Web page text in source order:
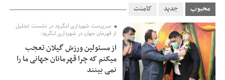
9:48
چالش نظارت بر درمانگران اینستاگرامی/ نسخه وزارت بهداشت
برای جلوگیری از فعالیت پزشک‌نماها
9:34 خبرنگارانی که جنگ را برای تاریخ نوشتند
9:32
پشتیبانی از زنجیره ارزش بادام زمینی در اولویت سیاست‌های
حمایتی گیلان است
محبوب جدید کامنت
سرپرست شهرداری لنگرود در نشست تجلیل
از قهرمان جهان در شهرداری لنگرود:
از مسئولین ورزش گیلان تعجب
میکنم که چرا قهرمانان جهانی ما را
نمی بینند